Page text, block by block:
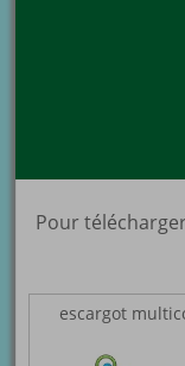
Pour
escargot